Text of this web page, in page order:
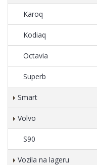
Karoq
Kodiaq
Octavia
Superb
Smart
Volvo
S90
Vozila na lageru